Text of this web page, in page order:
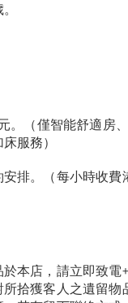
。（僅智能舒適房
服務）
排。（每小時收費
本店，請立即致電
拾獲客人之遺留物